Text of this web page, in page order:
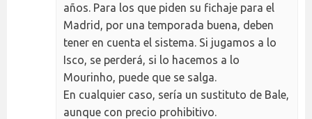
años. Para los que piden su fichaje para el
Madrid, por una temporada buena, deben
tener en cuenta el sistema. Si jugamos a lo
Isco, se perderá, si lo hacemos a lo
Mourinho, puede que se salga.
En cualquier caso, sería un sustituto de Bale,
aunque con precio prohibitivo.